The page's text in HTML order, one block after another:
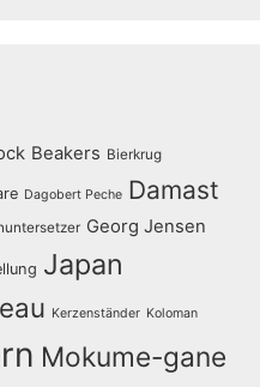
Beakers Bierkrug
Dagobert Peche Damast
Georg Jensen
Japan
Kerzenständer Koloman
Mokume-gane